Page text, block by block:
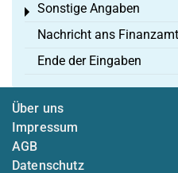
Sonstige Angaben
Toggle menu
Nachricht ans Finanzamt
Ende der Eingaben
Über uns
Impressum
AGB
Datenschutz